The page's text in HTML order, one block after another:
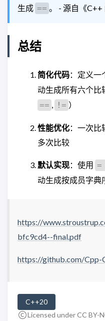
生成 == 。 - 源自《C++
总结
简化代码：定义一
动生成所有六个比
== , != ）
性能优化：一次比
多次比较
默认实现：使用
动生成按成员字典
https://
bfc9cd4--final.pdf
https://github.com/Cpp-
C++20
Licensed under CC BY-